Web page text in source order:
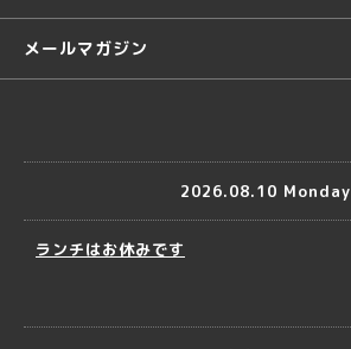
メールマガジン
2026.08.10 Monday
ランチはお休みです